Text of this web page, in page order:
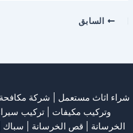
السابق
شراء اثاث مستعمل شركة
وتركيب مكيفات | تركيب
الخرسانة | قص الخرسانة | سباك